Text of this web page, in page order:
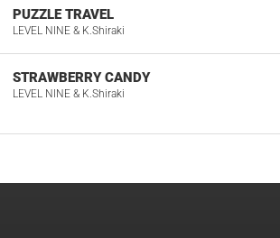
PUZZLE TRAVEL
LEVEL NINE & K.Shiraki
STRAWBERRY CANDY
LEVEL NINE & K.Shiraki